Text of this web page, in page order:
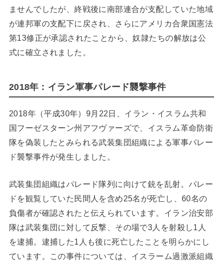
ませんでしたが、終戦後に南部連合が支配していた地域
が連邦軍の支配下に戻され、さらにアメリカ合衆国憲法
第13修正が承認されたことから、奴隷たちの解放は公
式に確立されました。
2018年：イラン軍事パレード襲撃事件
2018年（平成30年）9月22日、イラン・イスラム共和
国フーゼスターン州アフヴァーズで、イスラム革命防衛
隊を偽装したとみられる武装集団組織による軍事パレー
ド襲撃事件が発生しました。
武装集団組織はパレード隊列に向けて銃を乱射。パレー
ドを観覧していた民間人を含め25名が死亡し、60名の
負傷者が確認されたと伝えられています。イラン治安部
隊は武装集団に対して反撃、その場で3人を射殺し1人
を逮捕。逮捕した1人も後に死亡したことを明らかにし
ています。この事件については、イスラーム過激派組織